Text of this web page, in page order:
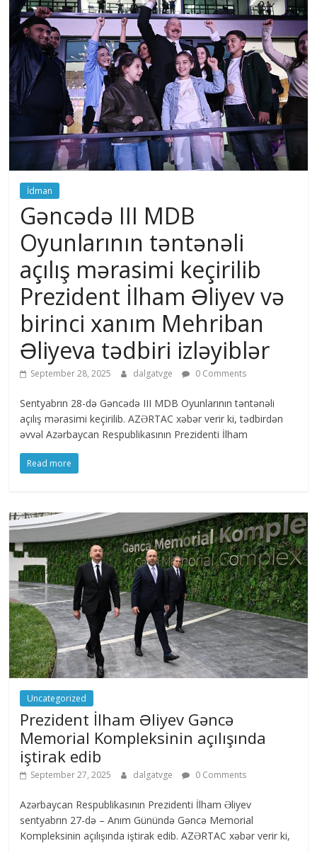
İdman
Gəncədə III MDB
Oyunlarının təntənəli
açılış mərasimi keçirilib
Prezident İlham Əliyev və
birinci xanım Mehriban
Əliyeva tədbiri izləyiblər
September 28, 2025 dalgatvge 0 Comments
Sentyabrın 28-də Gəncədə III MDB Oyunlarının təntənəli
açılış mərasimi keçirilib. AZƏRTAC xəbər verir ki, tədbirdən
əvvəl Azərbaycan Respublikasının Prezidenti İlham
Read more
Uncategorized
Prezident İlham Əliyev Gəncə
Memorial Kompleksinin açılışında
iştirak edib
September 27, 2025 dalgatvge 0 Comments
Azərbaycan Respublikasının Prezidenti İlham Əliyev
sentyabrın 27-də – Anım Günündə Gəncə Memorial
Kompleksinin açılışında iştirak edib. AZƏRTAC xəbər verir ki,